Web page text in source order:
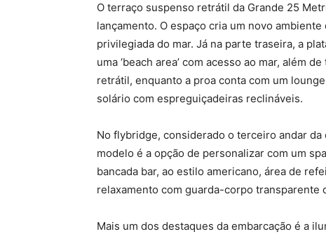
O terraço suspenso retrátil da Grande 25
lançamento. O espaço cria um novo
privilegiada do mar. Já na parte traseira, a
uma ‘beach area’ com acesso ao mar, além
retrátil, enquanto a proa conta com um
solário com espreguiçadeiras reclináveis.
No flybridge, considerado o terceiro andar
modelo é a opção de personalizar com um
bancada bar, ao estilo americano, área de
relaxamento com guarda-corpo transparente
Mais um dos destaques da embarcação é a